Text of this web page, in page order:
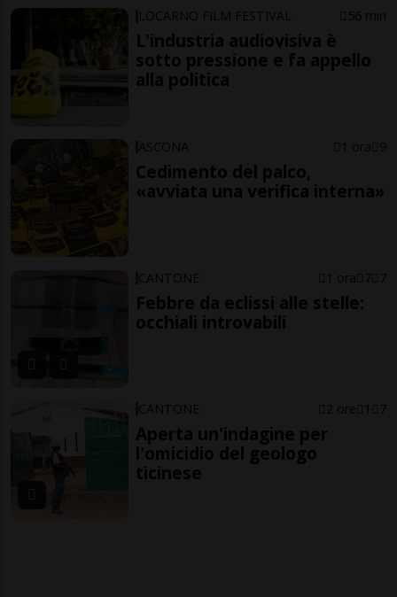
LOCARNO FILM FESTIVAL 56 min
L'industria audiovisiva è
sotto pressione e fa appello
alla politica
ASCONA 1 ora 9
Cedimento del palco,
«avviata una verifica interna»
CANTONE 1 ora 7 7
Febbre da eclissi alle stelle:
occhiali introvabili
CANTONE 2 ore 1 7
Aperta un'indagine per
l'omicidio del geologo
ticinese